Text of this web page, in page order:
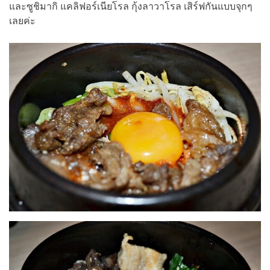
และซูชิมากิ แคลิฟอร์เนียโรล กุ้งลาวาโรล เสิร์ฟกันแบบจุกๆ
เลยค่ะ